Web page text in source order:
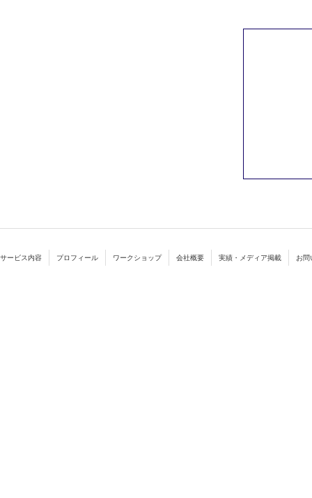
サービス内容 プロフィール ワークショップ 会社概要 実績・メディア掲載 お問